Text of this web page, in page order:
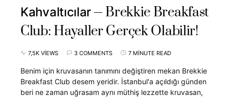
Kahvaltıcılar
Brekkie Breakfast
Club: Hayaller Gerçek Olabilir!
7,5K VIEWS 3 COMMENTS 7 MINUTE READ
Benim için kruvasanın tanımını değiştiren mekan Brekkie
Breakfast Club desem yeridir. İstanbul'a açıldığı günden
beri ne zaman uğrasam aynı müthiş lezzette kruvasan,